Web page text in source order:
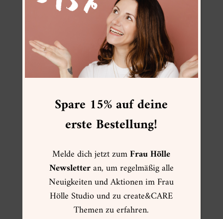
FRAU HÖLLE ONLINESHOP
☀ Sommer ☀
Weihnachtsgeschenke
VIP Pre-Sale Frühling
Herbst
OUTLET
Spare 15% auf deine
erste Bestellung!
Melde dich jetzt zumFrau Hölle
Newsletteran, um regelmäßig alle
Neuigkeiten und Aktionen im Frau
Hölle Studio und zu create&CARE
Themen zu erfahren.